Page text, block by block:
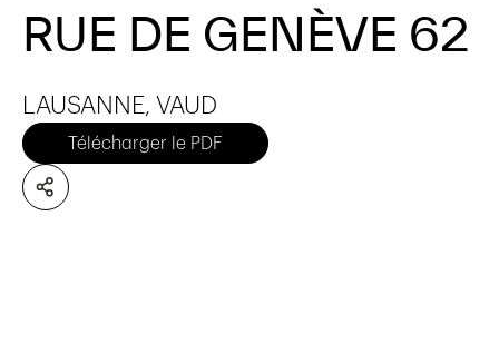
RUE DE GENÈVE 62
LAUSANNE, VAUD
Télécharger le PDF